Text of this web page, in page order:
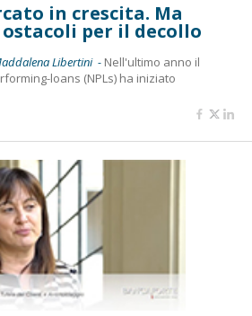
in crescita. Ma
per il decollo
Libertini - Nell'ultimo anno il
loans (NPLs) ha iniziato